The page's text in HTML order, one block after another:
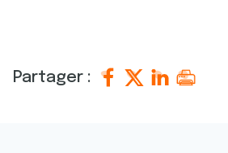
Partager :